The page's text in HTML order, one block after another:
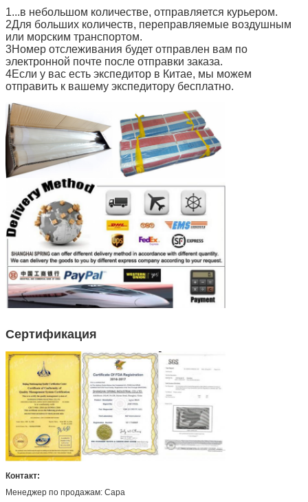
1...в небольшом количестве, отправляется курьером.
2Для больших количеств, переправляемые воздушным
или морским транспортом.
3Номер отслеживания будет отправлен вам по
электронной почте после отправки заказа.
4Если у вас есть экспедитор в Китае, мы можем
отправить к вашему экспедитору бесплатно.
Сертификация
Контакт:
Менеджер по продажам: Сара